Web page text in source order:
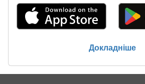
Kemppi Minarc Evo 200
Kemppi Minarcmig Evo
Докладніше